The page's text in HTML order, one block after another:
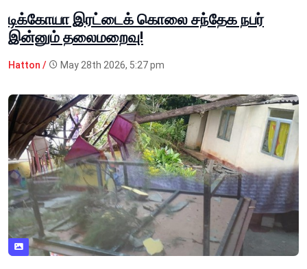
டிக்கோயா இரட்டைக் கொலை சந்தேக நபர்
இன்னும் தலைமறைவு!
Hatton / May 28th 2026, 5:27 pm